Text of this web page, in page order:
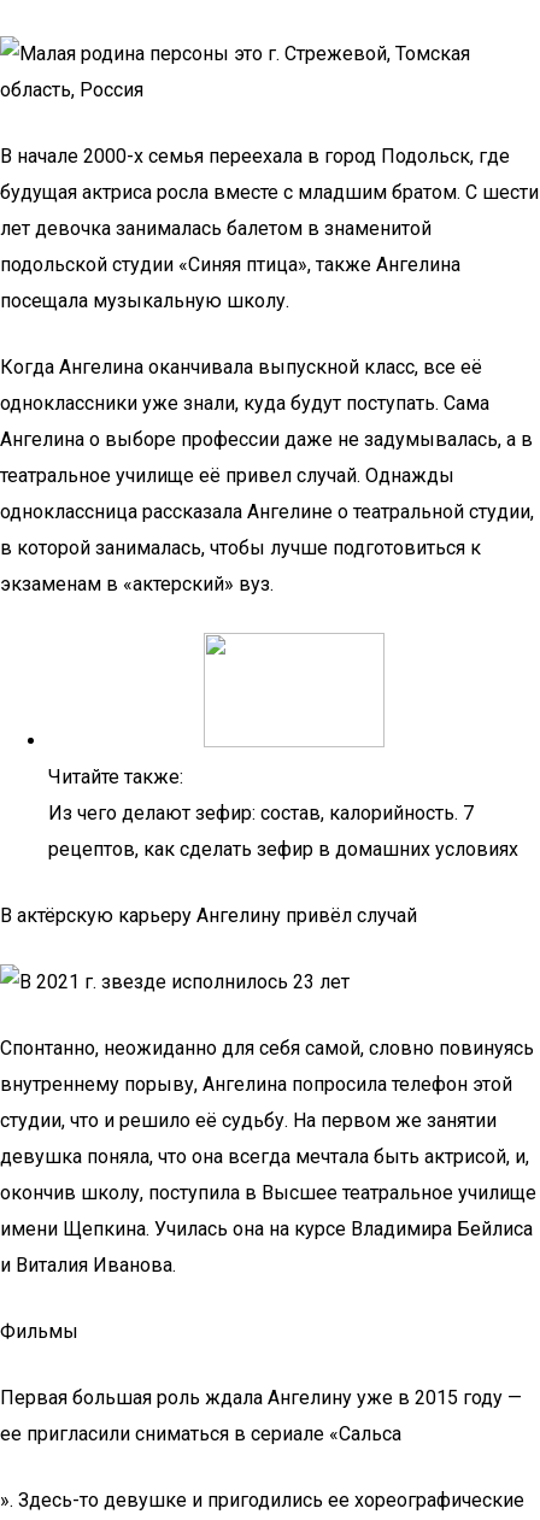
В начале 2000-х семья переехала в город Подольск, где
будущая актриса росла вместе с младшим братом. С шести
лет девочка занималась балетом в знаменитой
подольской студии «Синяя птица», также Ангелина
посещала музыкальную школу.
Когда Ангелина оканчивала выпускной класс, все её
одноклассники уже знали, куда будут поступать. Сама
Ангелина о выборе профессии даже не задумывалась, а в
театральное училище её привел случай. Однажды
одноклассница рассказала Ангелине о театральной студии,
в которой занималась, чтобы лучше подготовиться к
экзаменам в «актерский» вуз.
Читайте также:
Из чего делают зефир: состав, калорийность. 7
рецептов, как сделать зефир в домашних условиях
В актёрскую карьеру Ангелину привёл случай
Спонтанно, неожиданно для себя самой, словно повинуясь
внутреннему порыву, Ангелина попросила телефон этой
студии, что и решило её судьбу. На первом же занятии
девушка поняла, что она всегда мечтала быть актрисой, и,
окончив школу, поступила в Высшее театральное училище
имени Щепкина. Училась она на курсе Владимира Бейлиса
и Виталия Иванова.
Фильмы
Первая большая роль ждала Ангелину уже в 2015 году —
ее пригласили сниматься в сериале «Сальса
». Здесь-то девушке и пригодились ее хореографические